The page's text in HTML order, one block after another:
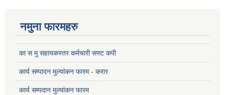
नमुना फारमहरु
का स मु सहायकस्तर कर्मचारी सफ्ट कपी
कार्य सम्पादन मुल्यांकन फारम - करार
कार्य सम्पदान मुल्यांकन फारम